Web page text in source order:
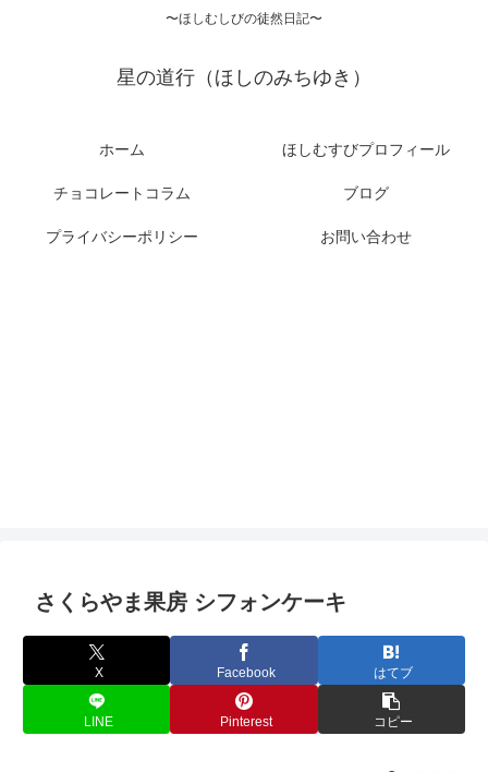
〜ほしむしびの徒然日記〜
星の道行（ほしのみちゆき）
ホーム ほしむすびプロフィール
チョコレートコラム ブログ
プライバシーポリシー お問い合わせ
さくらやま果房 シフォンケーキ
X Facebook はてブ
LINE Pinterest コピー